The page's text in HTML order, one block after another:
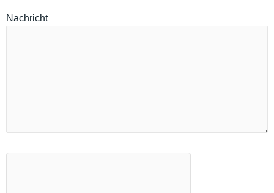
Nachricht